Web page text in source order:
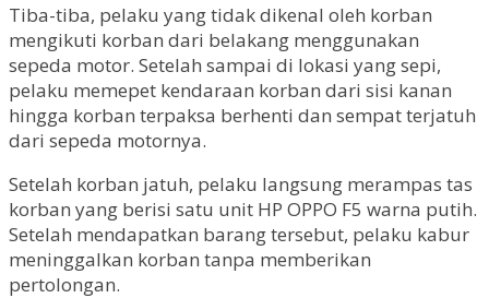
Tiba-tiba, pelaku yang tidak dikenal oleh korban
mengikuti korban dari belakang menggunakan
sepeda motor. Setelah sampai di lokasi yang sepi,
pelaku memepet kendaraan korban dari sisi kanan
hingga korban terpaksa berhenti dan sempat terjatuh
dari sepeda motornya.
Setelah korban jatuh, pelaku langsung merampas tas
korban yang berisi satu unit HP OPPO F5 warna putih.
Setelah mendapatkan barang tersebut, pelaku kabur
meninggalkan korban tanpa memberikan
pertolongan.